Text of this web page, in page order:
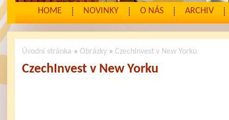
HOME NOVINKY O NÁS ARCHIV
Úvodní stránka » Obrázky » CzechInvest v New Yorku
CzechInvest v New Yorku